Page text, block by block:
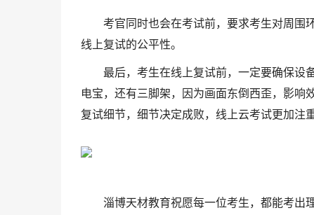
考官同时也会在考试前，要求考生对周围
线上复试的公平性。
最后，考生在线上复试前，一定要确保设
电宝，还有三脚架，因为画面东倒西歪，影响
复试细节，细节决定成败，线上云考试更加注
淄博天材教育祝愿每一位考生，都能考出